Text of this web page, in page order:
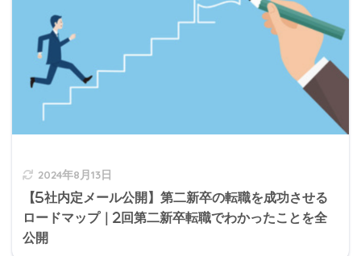
2024年8月13日
【5社内定メール公開】第二新卒の転職を成功させる
ロードマップ｜2回第二新卒転職でわかったことを全
公開